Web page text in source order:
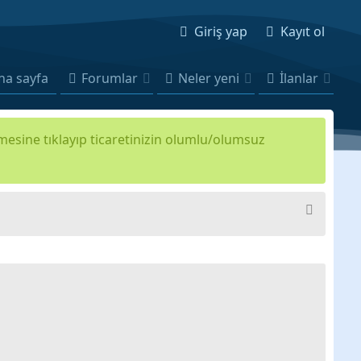
Giriş yap Kayıt ol
sayfa Forumlar Neler yeni İlanlar
tıklayıp ticaretinizin olumlu/olumsuz